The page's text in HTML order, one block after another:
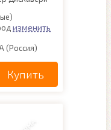
изменить
(Россия)
Купить